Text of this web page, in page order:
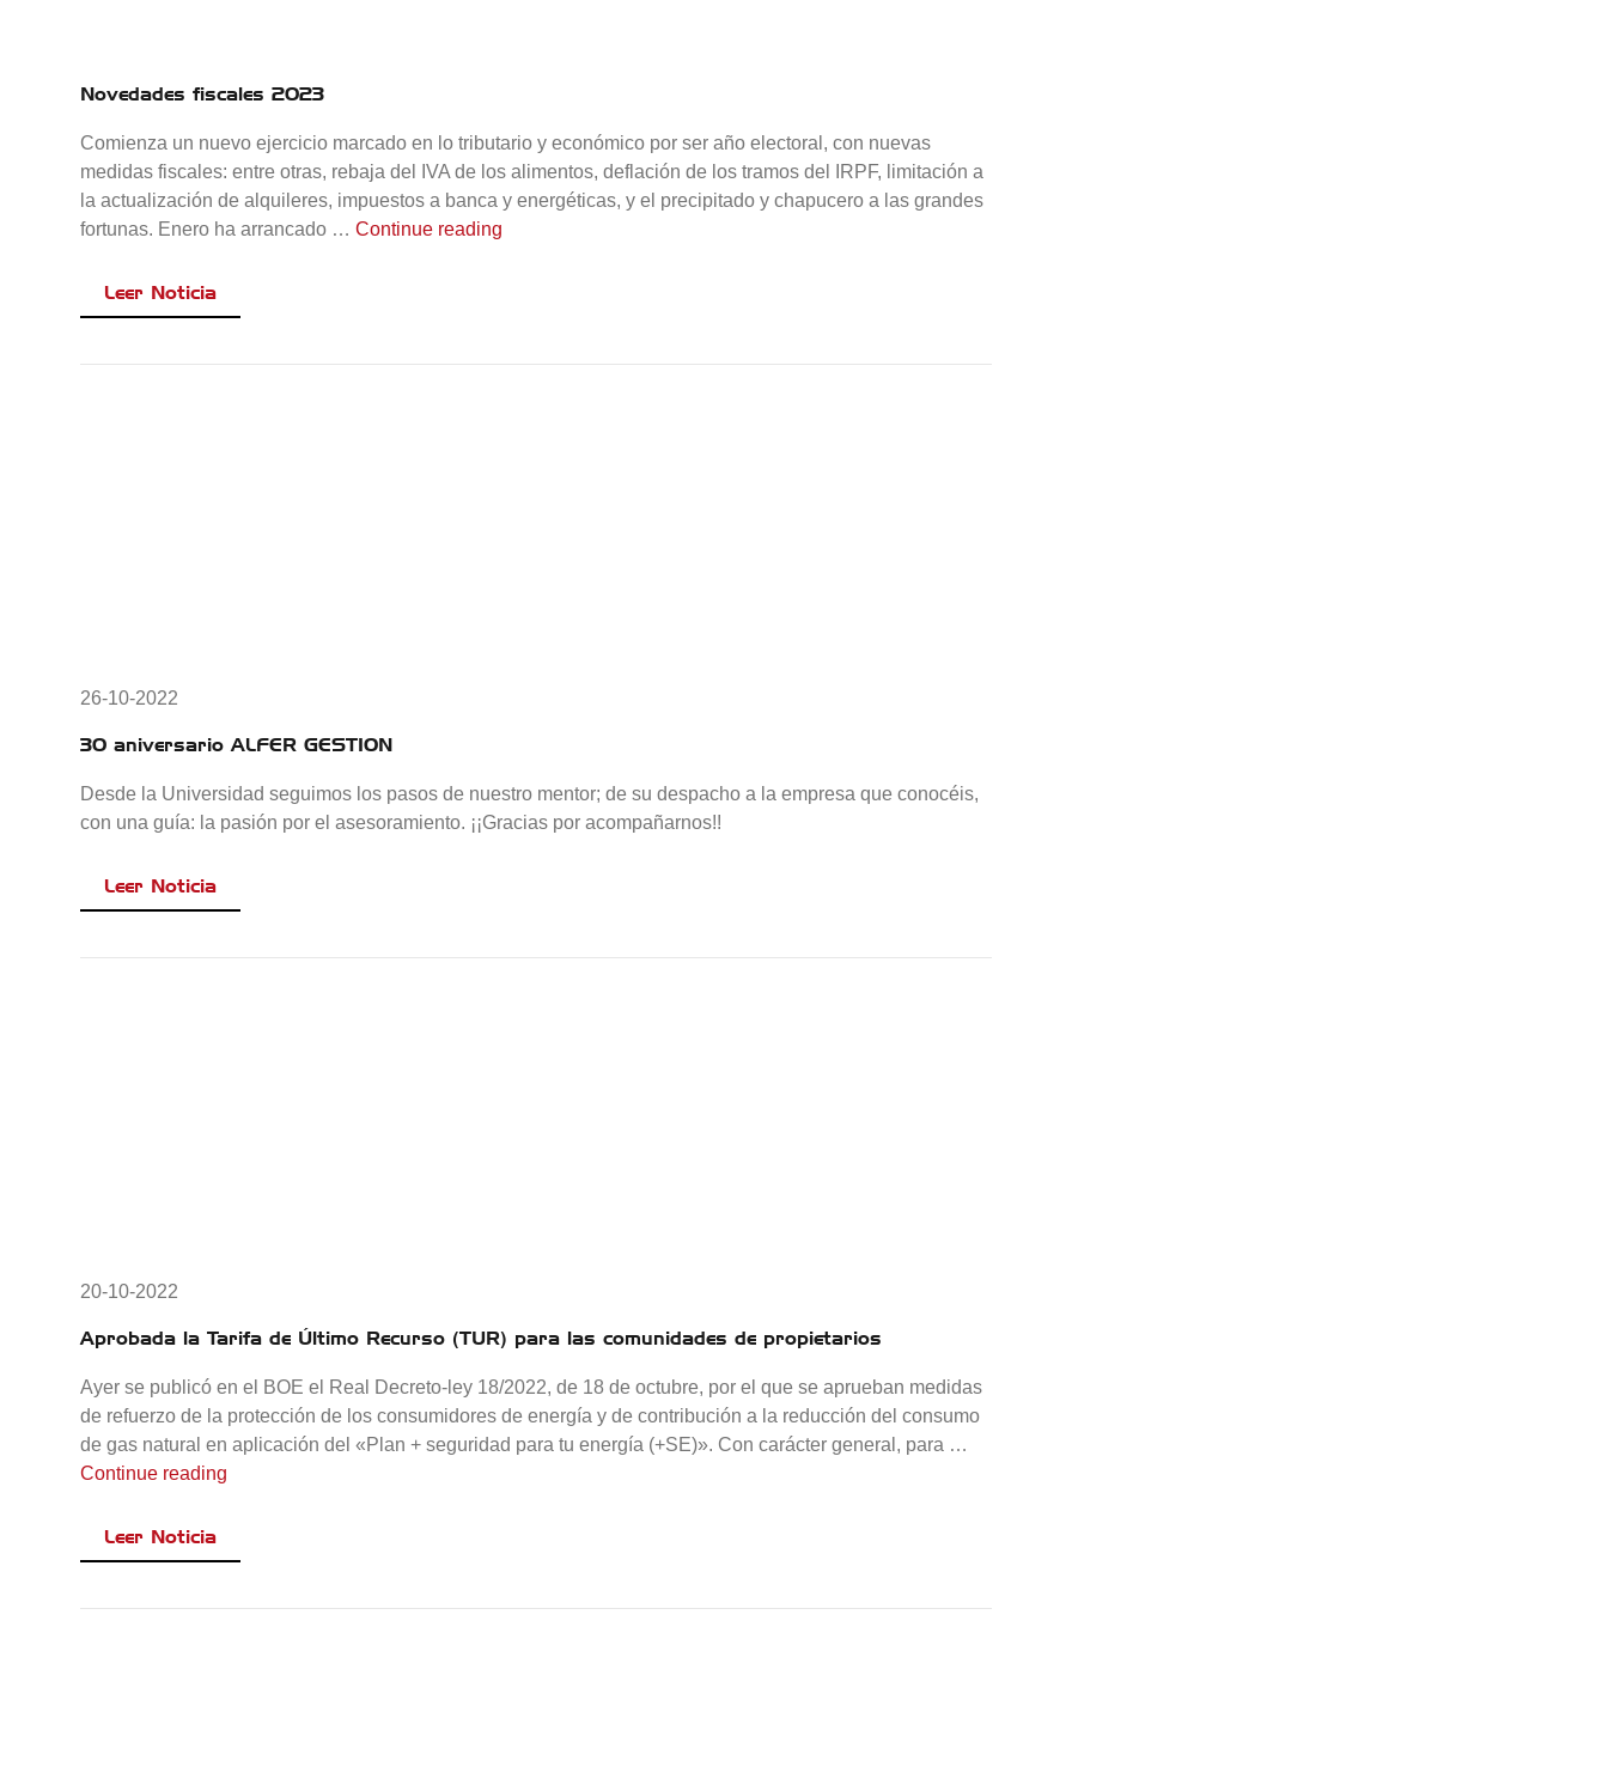
Novedades fiscales 2023
Comienza un nuevo ejercicio marcado en lo tributario y económico por ser año electoral, con nuevas
medidas fiscales: entre otras, rebaja del IVA de los alimentos, deflación de los tramos del IRPF, limitación a
la actualización de alquileres, impuestos a banca y energéticas, y el precipitado y chapucero a las grandes
fortunas. Enero ha arrancado …Continue reading
Leer Noticia
26-10-2022
30 aniversario ALFER GESTION
Desde la Universidad seguimos los pasos de nuestro mentor; de su despacho a la empresa que conocéis,
con una guía: la pasión por el asesoramiento. ¡¡Gracias por acompañarnos!!
Leer Noticia
20-10-2022
Aprobada la Tarifa de Último Recurso (TUR) para las comunidades de propietarios
Ayer se publicó en el BOE el Real Decreto-ley 18/2022, de 18 de octubre, por el que se aprueban medidas
de refuerzo de la protección de los consumidores de energía y de contribución a la reducción del consumo
de gas natural en aplicación del «Plan + seguridad para tu energía (+SE)». Con carácter general, para …
Continue reading
Leer Noticia